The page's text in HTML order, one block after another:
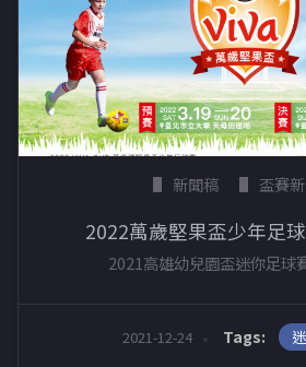
新聞稿 盃賽
2022萬歲堅果盃少年足
2021高雄幼兒園盃迷你足球
2021-12-24 Tags: